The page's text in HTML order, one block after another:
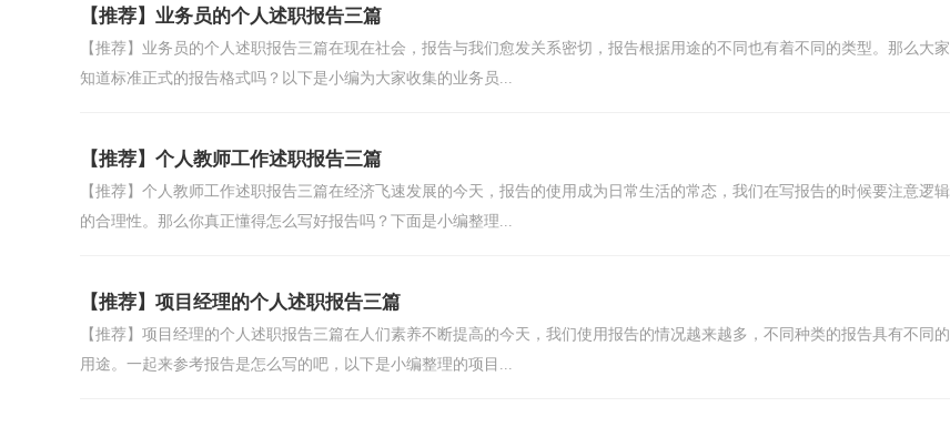
【推荐】业务员的个人述职报告三篇
【推荐】业务员的个人述职报告三篇在现在社会，报告与我们愈发关系密切，报告根据用途的不同也有着不同的类型。那么大家
知道标准正式的报告格式吗？以下是小编为大家收集的业务员...
【推荐】个人教师工作述职报告三篇
【推荐】个人教师工作述职报告三篇在经济飞速发展的今天，报告的使用成为日常生活的常态，我们在写报告的时候要注意逻辑
的合理性。那么你真正懂得怎么写好报告吗？下面是小编整理...
【推荐】项目经理的个人述职报告三篇
【推荐】项目经理的个人述职报告三篇在人们素养不断提高的今天，我们使用报告的情况越来越多，不同种类的报告具有不同的
用途。一起来参考报告是怎么写的吧，以下是小编整理的项目...